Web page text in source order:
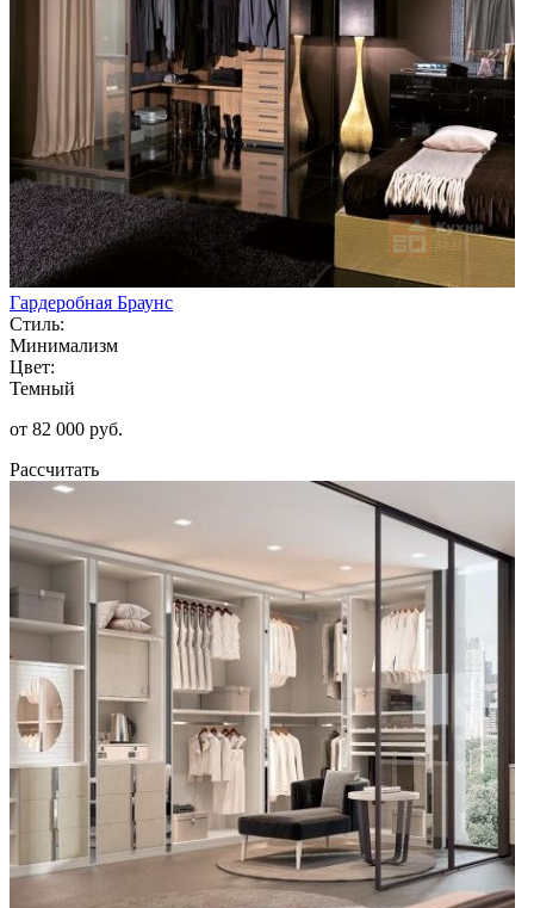
Гардеробная Браунс
Стиль:
Минимализм
Цвет:
Темный
от 82 000 руб.
Рассчитать